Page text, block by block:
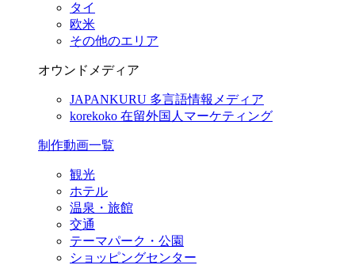
タイ
欧米
その他のエリア
オウンドメディア
JAPANKURU 多言語情報メディア
korekoko 在留外国人マーケティング
制作動画一覧
観光
ホテル
温泉・旅館
交通
テーマパーク・公園
ショッピングセンター